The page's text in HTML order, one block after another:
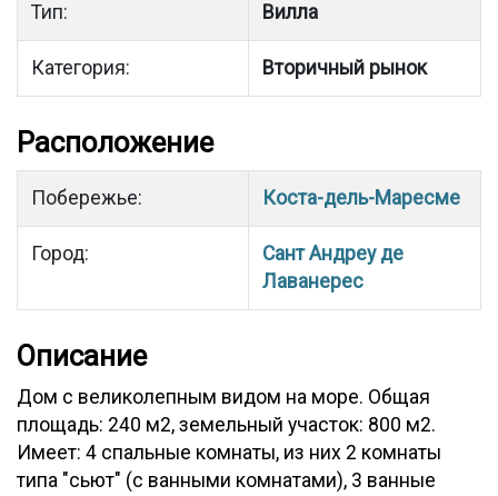
Тип: Вилла
Категория: Вторичный рынок
Расположение
Побережье: Коста-дель-Маресме
Город:
Сант Андреу де
Лаванерес
Описание
Дом с великолепным видом на море. Общая
площадь: 240 м2, земельный участок: 800 м2.
Имеет: 4 спальные комнаты, из них 2 комнаты
типа "сьют" (с ванными комнатами), 3 ванные